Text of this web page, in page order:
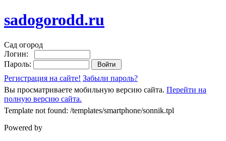
sadogorodd.ru
Сад огород
Логин:
Пароль:
Регистрация на сайте! Забыли пароль?
Вы просматриваете мобильную версию сайта. Перейти на
полную версию сайта.
Template not found: /templates/smartphone/sonnik.tpl
Powered by